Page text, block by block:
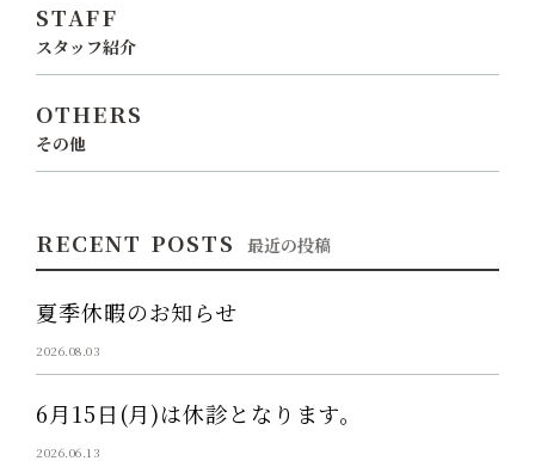
STAFF
スタッフ紹介
OTHERS
その他
RECENT POSTS 最近の投稿
夏季休暇のお知らせ
2026.08.03
6月15日(月)は休診となります。
2026.06.13